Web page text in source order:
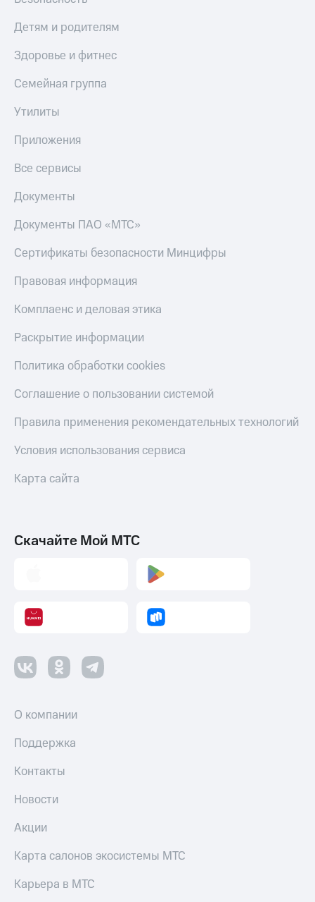
Детям и родителям
Здоровье и фитнес
Семейная группа
Утилиты
Приложения
Все сервисы
Документы
Документы ПАО «МТС»
Сертификаты безопасности Минцифры
Правовая информация
Комплаенс и деловая этика
Раскрытие информации
Политика обработки cookies
Соглашение о пользовании системой
Правила применения рекомендательных технологий
Условия использования сервиса
Карта сайта
Скачайте Мой МТС
О компании
Поддержка
Контакты
Новости
Акции
Карта салонов экосистемы МТС
Карьера в МТС